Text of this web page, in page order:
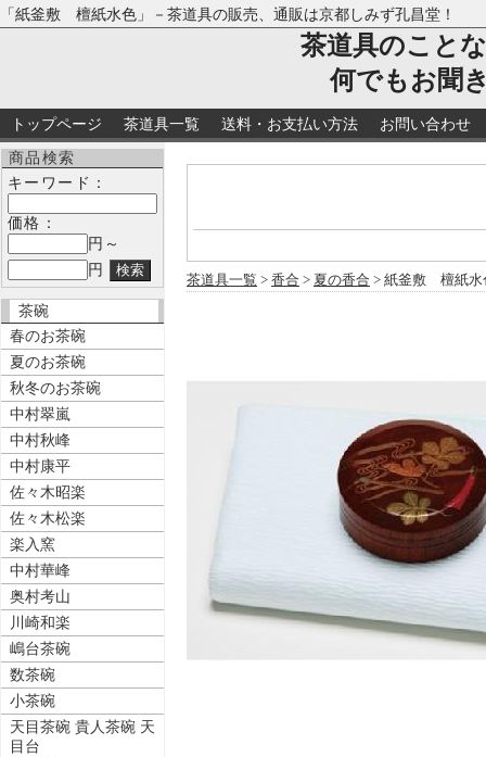
「紙釜敷 檀紙水色」－茶道具の販売、通販は京都しみず孔昌堂！
茶道具のこと
何でもお聞
トップページ 茶道具一覧 送料・お支払い方法 お問い合わせ
商品検索
キーワード：
価格：
円～
円
茶碗
春のお茶碗
夏のお茶碗
秋冬のお茶碗
中村翠嵐
中村秋峰
中村康平
佐々木昭楽
佐々木松楽
楽入窯
中村華峰
奥村考山
川崎和楽
嶋台茶碗
数茶碗
小茶碗
天目茶碗 貴人茶碗 天
目台
茶道具一覧 > 香合 > 夏の香合 > 紙釜敷 檀紙水